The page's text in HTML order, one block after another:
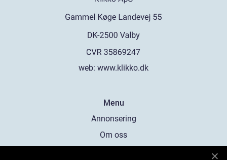
web: www.klikko.dk
Menu
Annonsering
Om oss